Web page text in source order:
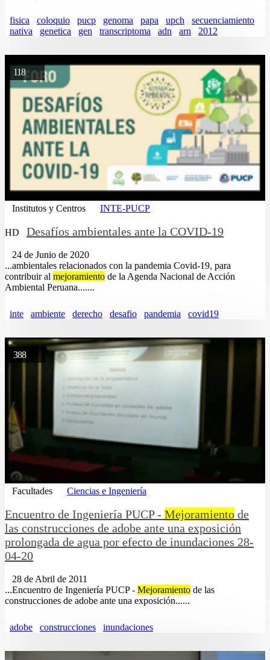
fisica coloquio pucp genoma papa upch
secuenciamiento
nativa
genetica gen transcriptoma adn arn 2012
118
Institutos y Centros INTE-PUCP
HD Desafíos ambientales ante la COVID-19
24 de Junio de 2020
...ambientales relacionados con la pandemia Covid-19, para
contribuir al mejoramiento de la Agenda Nacional de Acción
Ambiental Peruana.......
inte ambiente derecho desafio pandemia covid19
388
Facultades Ciencias e Ingeniería
Encuentro de Ingenierí­a PUCP - Mejoramiento de
las construcciones de adobe ante una exposición
prolongada de agua por efecto de inundaciones 28-
04-20
28 de Abril de 2011
...Encuentro de Ingenierí­a PUCP - Mejoramiento de las
construcciones de adobe ante una exposición......
adobe construcciones inundaciones